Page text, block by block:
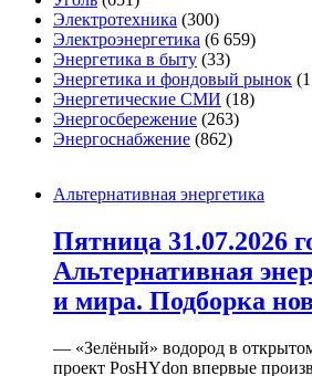
Электротехника (300)
Электроэнергетика (6 659)
Энергетика в быту (33)
Энергетика и фондовый рынок
Энергетические СМИ (18)
Энергосбережение (263)
Энергоснабжение (862)
Альтернативная энергетика
Пятница 31.07.2026
Альтернативная
и мира. Подборка
— «Зелёный» водород в
проект PosHYdon впервые